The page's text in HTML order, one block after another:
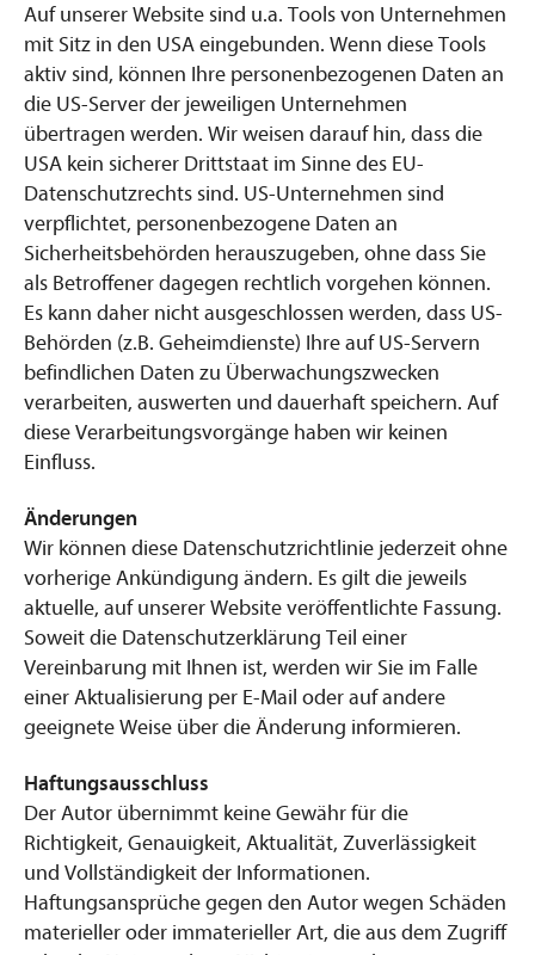
Auf unserer Website sind u.a. Tools von Unternehmen
mit Sitz in den USA eingebunden. Wenn diese Tools
aktiv sind, können Ihre personenbezogenen Daten an
die US-Server der jeweiligen Unternehmen
übertragen werden. Wir weisen darauf hin, dass die
USA kein sicherer Drittstaat im Sinne des EU-
Datenschutzrechts sind. US-Unternehmen sind
verpflichtet, personenbezogene Daten an
Sicherheitsbehörden herauszugeben, ohne dass Sie
als Betroffener dagegen rechtlich vorgehen können.
Es kann daher nicht ausgeschlossen werden, dass US-
Behörden (z.B. Geheimdienste) Ihre auf US-Servern
befindlichen Daten zu Überwachungszwecken
verarbeiten, auswerten und dauerhaft speichern. Auf
diese Verarbeitungsvorgänge haben wir keinen
Einfluss.
Änderungen
Wir können diese Datenschutzrichtlinie jederzeit ohne
vorherige Ankündigung ändern. Es gilt die jeweils
aktuelle, auf unserer Website veröffentlichte Fassung.
Soweit die Datenschutzerklärung Teil einer
Vereinbarung mit Ihnen ist, werden wir Sie im Falle
einer Aktualisierung per E-Mail oder auf andere
geeignete Weise über die Änderung informieren.
Haftungsausschluss
Der Autor übernimmt keine Gewähr für die
Richtigkeit, Genauigkeit, Aktualität, Zuverlässigkeit
und Vollständigkeit der Informationen.
Haftungsansprüche gegen den Autor wegen Schäden
materieller oder immaterieller Art, die aus dem Zugriff